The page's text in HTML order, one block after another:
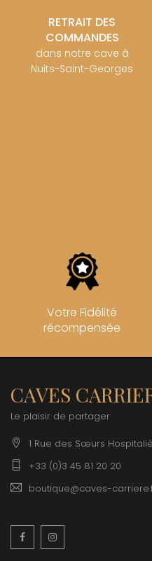
RETRAIT DES
COMMANDES
dans notre cave à
Nuits-Saint-Georges
Votre Fidélité
récompensée
CAVES
Le plaisir de partager
1 Rue des Sœurs
+33 (0)3 45 81 20 20
boutique@caves-
Facebook